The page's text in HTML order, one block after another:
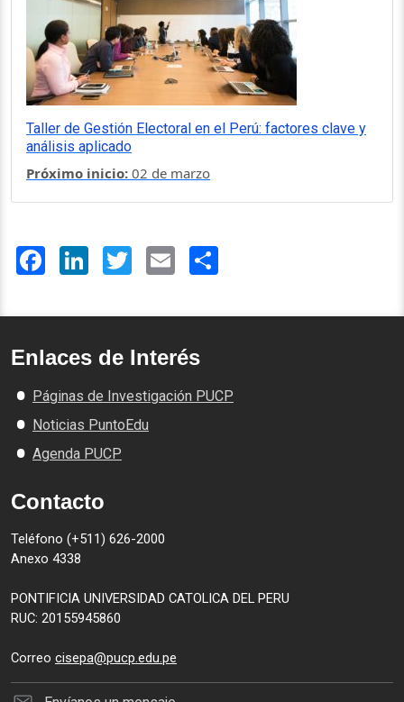
Taller de Gestión Electoral en el Perú: factores clave y
análisis aplicado
Próximo inicio: 02 de marzo
FacebookLinkedInTwitter Email
Enlaces de Interés
Páginas de Investigación PUCP
Noticias PuntoEdu
Agenda PUCP
Contacto
Teléfono (+511) 626-2000
Anexo 4338
PONTIFICIA UNIVERSIDAD CATOLICA DEL PERU
RUC: 20155945860
Correo cisepa@pucp.edu.pe